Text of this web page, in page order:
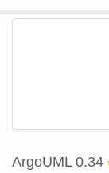
Depurador integrado;
ArgoUML 0.34